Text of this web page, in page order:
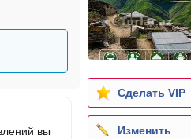
вы
Сделать VIP
Изменить